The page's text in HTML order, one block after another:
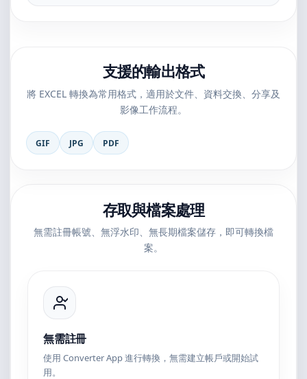
支援的輸出格式
將 EXCEL 轉換為常用格式，適用於文件、資料交換、分享及
影像工作流程。
GIF JPG PDF
存取與檔案處理
無需註冊帳號、無浮水印、無長期檔案儲存，即可轉換檔
案。
無需註冊
使用 Converter App 進行轉換，無需建立帳戶或開始試
用。